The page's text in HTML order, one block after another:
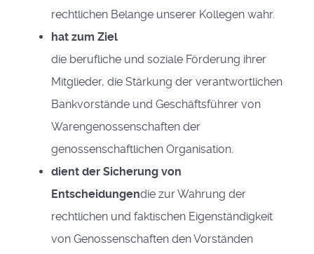
rechtlichen Belange unserer Kollegen wahr.
hat zum Ziel
die berufliche und soziale Förderung ihrer
Mitglieder, die Stärkung der verantwortlichen
Bankvorstände und Geschäftsführer von
Warengenossenschaften der
genossenschaftlichen Organisation.
dient der Sicherung von
Entscheidungendie zur Wahrung der
rechtlichen und faktischen Eigenständigkeit
von Genossenschaften den Vorständen